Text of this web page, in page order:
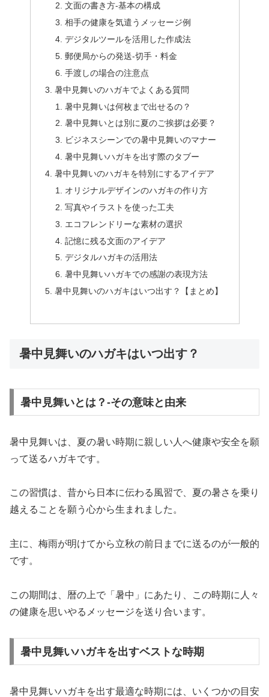
文面の書き方-基本の構成
相手の健康を気遣うメッセージ例
デジタルツールを活用した作成法
郵便局からの発送-切手・料金
手渡しの場合の注意点
暑中見舞いのハガキでよくある質問
暑中見舞いは何枚まで出せるの？
暑中見舞いとは別に夏のご挨拶は必要？
ビジネスシーンでの暑中見舞いのマナー
暑中見舞いハガキを出す際のタブー
暑中見舞いのハガキを特別にするアイデア
オリジナルデザインのハガキの作り方
写真やイラストを使った工夫
エコフレンドリーな素材の選択
記憶に残る文面のアイデア
デジタルハガキの活用法
暑中見舞いハガキでの感謝の表現方法
暑中見舞いのハガキはいつ出す？【まとめ】
暑中見舞いのハガキはいつ出す？
暑中見舞いとは？-その意味と由来
暑中見舞いは、夏の暑い時期に親しい人へ健康や安全を願
って送るハガキです。
この習慣は、昔から日本に伝わる風習で、夏の暑さを乗り
越えることを願う心から生まれました。
主に、梅雨が明けてから立秋の前日までに送るのが一般的
です。
この期間は、暦の上で「暑中」にあたり、この時期に人々
の健康を思いやるメッセージを送り合います。
暑中見舞いハガキを出すベストな時期
暑中見舞いハガキを出す最適な時期には、いくつかの目安